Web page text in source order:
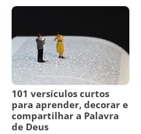
101 versículos curtos
para aprender, decorar e
compartilhar a Palavra
de Deus